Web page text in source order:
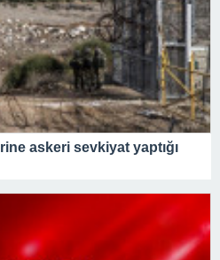
Tiran’a
askeri sevkiyat yaptığı